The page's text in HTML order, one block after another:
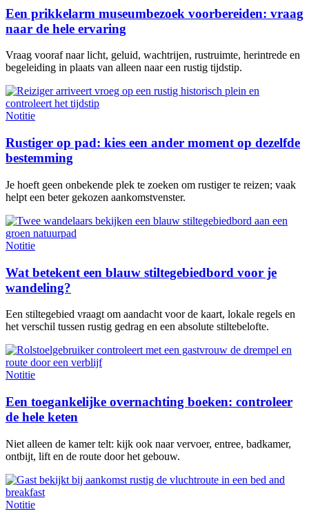
Een prikkelarm museumbezoek voorbereiden: vraag
naar de hele ervaring
Vraag vooraf naar licht, geluid, wachtrijen, rustruimte, herintrede en
begeleiding in plaats van alleen naar een rustig tijdstip.
Notitie
Rustiger op pad: kies een ander moment op dezelfde
bestemming
Je hoeft geen onbekende plek te zoeken om rustiger te reizen; vaak
helpt een beter gekozen aankomstvenster.
Notitie
Wat betekent een blauw stiltegebiedbord voor je
wandeling?
Een stiltegebied vraagt om aandacht voor de kaart, lokale regels en
het verschil tussen rustig gedrag en een absolute stiltebelofte.
Notitie
Een toegankelijke overnachting boeken: controleer
de hele keten
Niet alleen de kamer telt: kijk ook naar vervoer, entree, badkamer,
ontbijt, lift en de route door het gebouw.
Notitie